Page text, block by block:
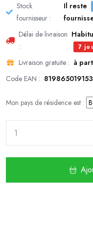
Stock
fournisseur :
Il reste
Délai de livraison
:
7
Livraison gratuite : à
Code EAN : 819865019153
Mon pays de résidence est :